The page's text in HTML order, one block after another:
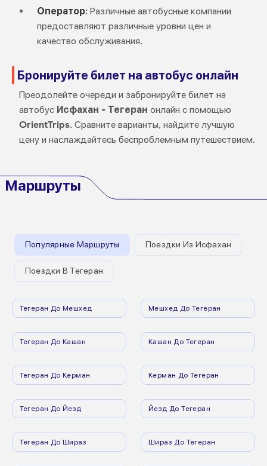
Оператор: Различные автобусные компании
предоставляют различные уровни цен и
качество обслуживания.
Бронируйте билет на автобус онлайн
Преодолейте очереди и забронируйте билет на
автобус Исфахан - Тегеран онлайн с помощью
OrientTrips. Сравните варианты, найдите лучшую
цену и наслаждайтесь беспроблемным путешествием.
Маршруты
Популярные Маршруты Поездки Из Исфахан
Поездки В Тегеран
Тегеран До Мешхед Мешхед До Тегеран
Тегеран До Кашан Кашан До Тегеран
Тегеран До Керман Керман До Тегеран
Тегеран До Йезд Йезд До Тегеран
Тегеран До Шираз Шираз До Тегеран